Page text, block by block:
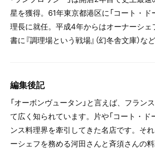
星を獲得。61年東京都港区に「コート・ド
理長に就任。平成4年からはオーナーシェ
書に『調理場という戦場』（幻冬舎文庫）など
編集後記
「オーボンヴュータン」と言えば、フラン
て広く知られています。片や「コート・ド
ンス料理界を牽引してきた名店です。そ
ーシェフを務める河田さんと斉須さんの